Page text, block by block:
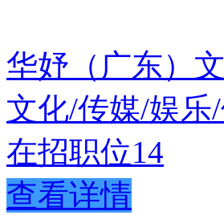
华妤（广东）
文化/传媒/娱乐
在招职位14
查看详情